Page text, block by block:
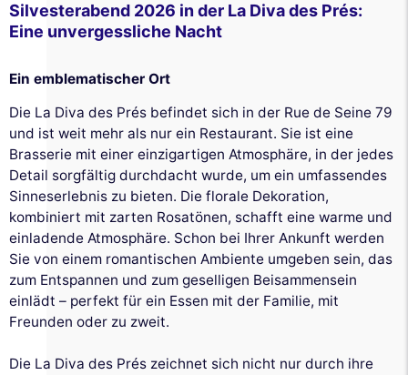
Silvesterabend 2026 in der La Diva des Prés:
Eine unvergessliche Nacht
Ein emblematischer Ort
Die La Diva des Prés befindet sich in der Rue de Seine 79
und ist weit mehr als nur ein Restaurant. Sie ist eine
Brasserie mit einer einzigartigen Atmosphäre, in der jedes
Detail sorgfältig durchdacht wurde, um ein umfassendes
Sinneserlebnis zu bieten. Die florale Dekoration,
kombiniert mit zarten Rosatönen, schafft eine warme und
einladende Atmosphäre. Schon bei Ihrer Ankunft werden
Sie von einem romantischen Ambiente umgeben sein, das
zum Entspannen und zum geselligen Beisammensein
einlädt – perfekt für ein Essen mit der Familie, mit
Freunden oder zu zweit.
Die La Diva des Prés zeichnet sich nicht nur durch ihre